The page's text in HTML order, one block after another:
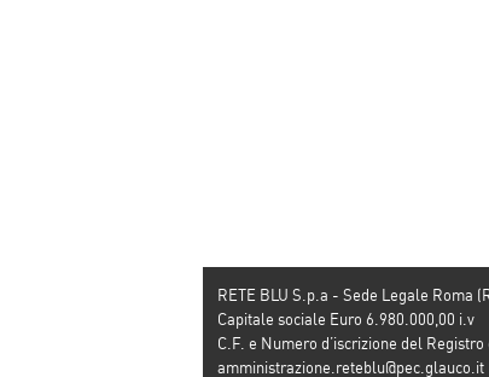
RETE BLU S.p.a - Sede Legale Roma
Capitale sociale Euro 6.980.000,00 i.v
C.F. e Numero d’iscrizione del
amministrazione.reteblu@pec.glauco.it